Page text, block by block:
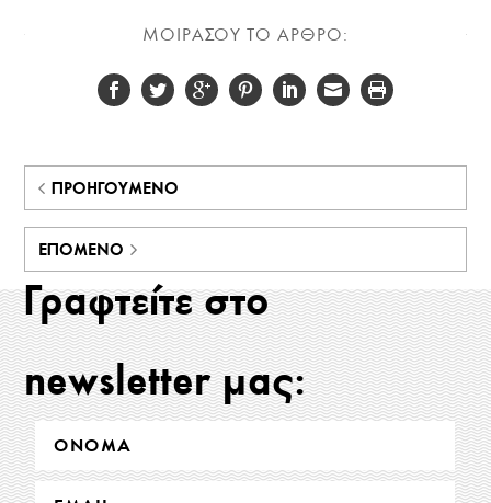
ΜΟΙΡΑΣΟΥ ΤΟ ΑΡΘΡΟ:
ΠΡΟΗΓΟΎΜΕΝΟ
ΕΠΌΜΕΝΟ
Γραφτείτε στο
newsletter μας: